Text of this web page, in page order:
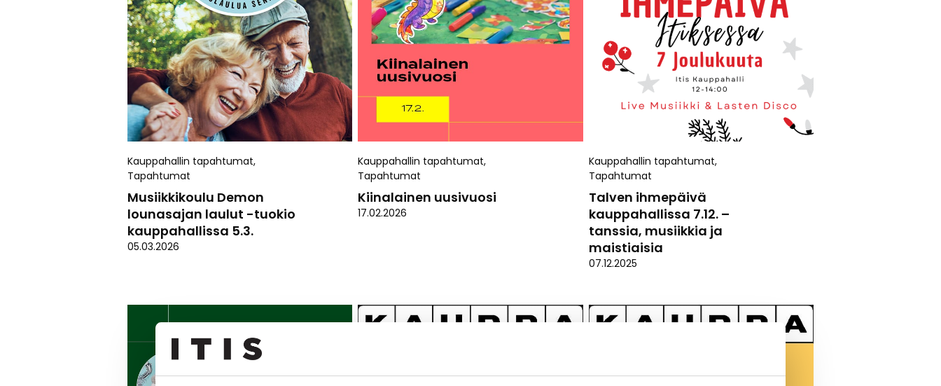
Kauppahallin tapahtumat,
Tapahtumat
Musiikkikoulu Demon
lounasajan laulut -tuokio
kauppahallissa 5.3.
05.03.2026
Kauppahallin tapahtumat,
Tapahtumat
Kiinalainen uusivuosi
17.02.2026
Kauppahallin tapahtumat,
Tapahtumat
Talven ihmepäivä
kauppahallissa 7.12. –
tanssia, musiikkia ja
maistiaisia
07.12.2025